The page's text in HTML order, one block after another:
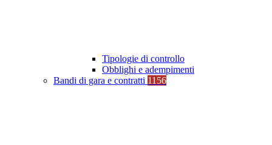
Tipologie di controllo
Obblighi e adempimenti
Bandi di gara e contratti 1156